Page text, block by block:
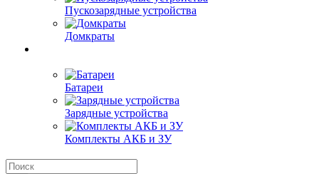
Пускозарядные устройства
Домкраты
Батареи
Зарядные устройства
Комплекты АКБ и ЗУ